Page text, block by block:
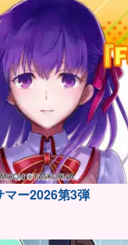
マー2026第3弾